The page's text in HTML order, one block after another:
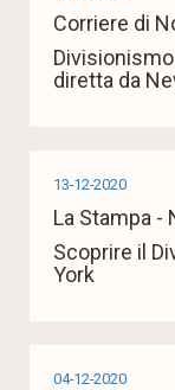
Corriere di
diretta da
13-12-2020
La Stampa -
Scoprire il
York
04-12-2020